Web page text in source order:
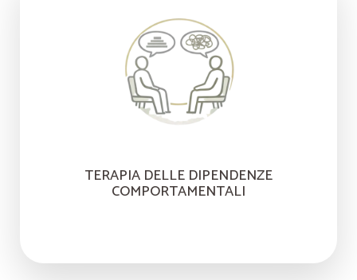
TERAPIA DELLE DIPENDENZE
COMPORTAMENTALI